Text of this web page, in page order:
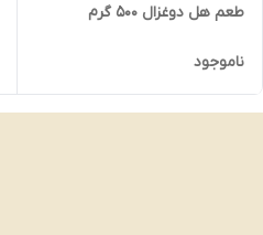
طعم هل دوغزال 500 گرم
ناموجود